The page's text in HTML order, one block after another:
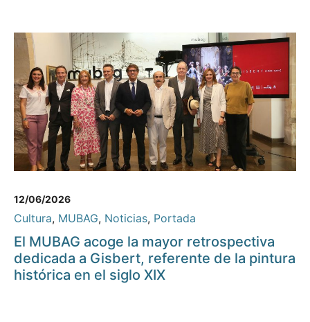
12/06/2026
Cultura, MUBAG, Noticias, Portada
El MUBAG acoge la mayor retrospectiva
dedicada a Gisbert, referente de la pintura
histórica en el siglo XIX